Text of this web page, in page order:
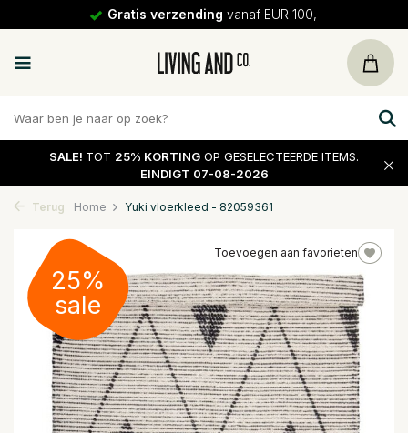
Gratis verzending vanaf EUR 100,-
SALE! TOT 25% KORTING OP GESELECTEERDE ITEMS.
EINDIGT 07-08-2026
Terug Home Yuki vloerkleed - 82059361
Toevoegen aan favorieten
25%
sale